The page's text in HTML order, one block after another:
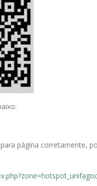
página corretamente,